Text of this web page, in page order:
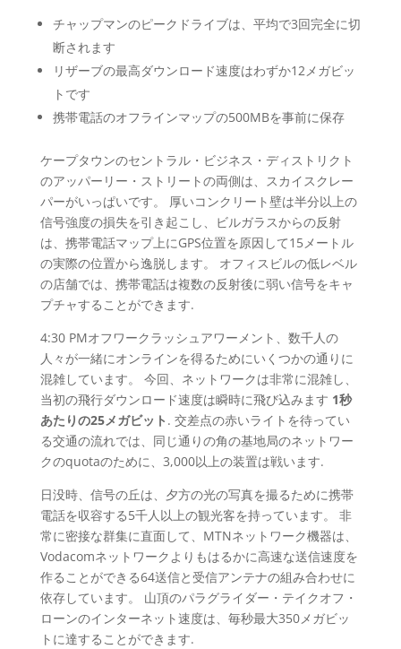
チャップマンのピークドライブは、平均で3回完全に切
断されます
リザーブの最高ダウンロード速度はわずか12メガビッ
トです
携帯電話のオフラインマップの500MBを事前に保存
ケープタウンのセントラル・ビジネス・ディストリクト
のアッパーリー・ストリートの両側は、スカイスクレー
パーがいっぱいです。 厚いコンクリート壁は半分以上の
信号強度の損失を引き起こし、ビルガラスからの反射
は、携帯電話マップ上にGPS位置を原因して15メートル
の実際の位置から逸脱します。 オフィスビルの低レベル
の店舗では、携帯電話は複数の反射後に弱い信号をキャ
プチャすることができます.
4:30 PMオフワークラッシュアワーメント、数千人の
人々が一緒にオンラインを得るためにいくつかの通りに
混雑しています。 今回、ネットワークは非常に混雑し、
当初の飛行ダウンロード速度は瞬時に飛び込みます 1秒
あたりの25メガビット . 交差点の赤いライトを待ってい
る交通の流れでは、同じ通りの角の基地局のネットワー
クのquotaのために、3,000以上の装置は戦います.
日没時、信号の丘は、夕方の光の写真を撮るために携帯
電話を収容する5千人以上の観光客を持っています。 非
常に密接な群集に直面して、MTNネットワーク機器は、
Vodacomネットワークよりもはるかに高速な送信速度を
作ることができる64送信と受信アンテナの組み合わせに
依存しています。 山頂のパラグライダー・テイクオフ・
ローンのインターネット速度は、毎秒最大350メガビッ
トに達することができます.